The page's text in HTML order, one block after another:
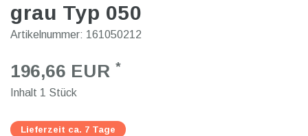
grau Typ 050
Artikelnummer: 161050212
196,66 EUR *
Inhalt 1 Stück
Lieferzeit ca. 7 Tage